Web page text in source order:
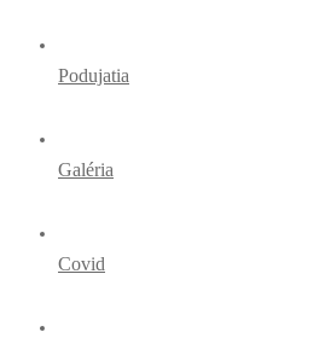
Podujatia
Galéria
Covid